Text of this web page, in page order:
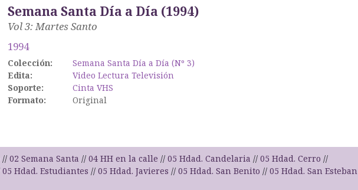
Semana Santa Día a Día (1994)
Vol 3: Martes Santo
1994
Colección:
Semana Santa Día a Día (Nº 3)
Edita:
Video Lectura Televisión
Soporte:
Cinta VHS
Formato:
Original
02 Semana Santa 04 HH en la calle 05 Hdad. Candelaria
05 Hdad. Cerro
05 Hdad. Estudiantes 05 Hdad. Javieres 05 Hdad. San Benito
05 Hdad. San Esteban